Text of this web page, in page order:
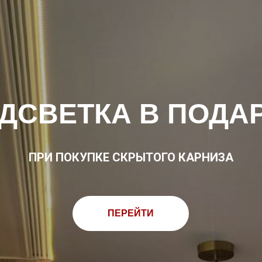
В
ПРИ ПОКУПКЕ СКРЫТОГО КАРНИЗА
ПЕРЕЙТИ